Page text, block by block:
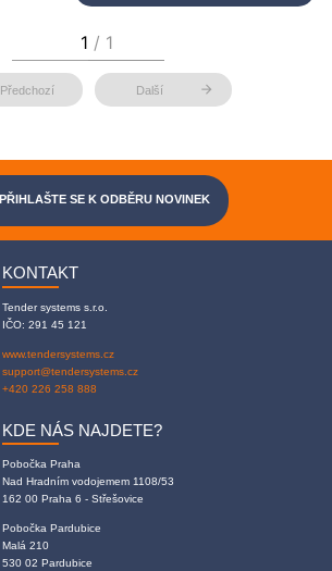
Předchozí Další arrow_forward
PŘIHLAŠTE SE K ODBĚRU NOVINEK
KONTAKT
Tender systems s.r.o.
IČO: 291 45 121
www.tendersystems.cz
support@tendersystems.cz
+420 226 258 888
KDE NÁS NAJDETE?
Pobočka Praha
Nad Hradním vodojemem 1108/53
162 00 Praha 6 - Střešovice
Pobočka Pardubice
Malá 210
530 02 Pardubice